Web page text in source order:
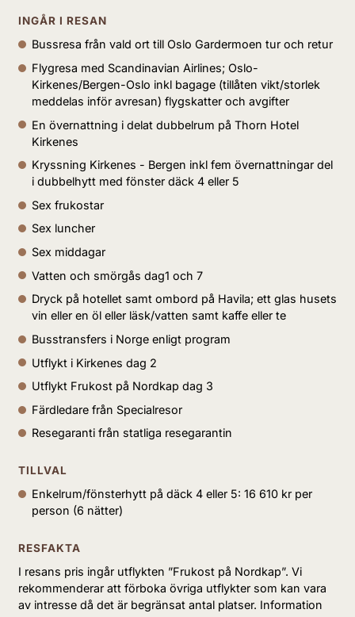
Efter frukost väntar en
tillsammans med vår guide. Vi njuter av utsikten
från Prestefjell över Kirkenes och hamnen och
gör ett besök vid den ryska gränsen. Under turen
får vi veta mer om stadens historia, natur och
vardagsliv. Turen avslutas vid kajen och vi stiger
ombord på MS Havila Castor.Vår resa söderut
börjar vid lunchtid. Längs de 250 milen till
Bergen lägger vi till i 32 hamnar. Mindre
samhällen besöks snabbt för lastning och
lossning, medan de större orterna bjuder på
längre uppehåll. Ombord är stämningen
avslappnad – ta ett dopp i jacuzzin, njut av en
fika i caféet, bläddra i en bok eller slappna av i en
bekväm fåtölj. På eftermiddagen anlöper vi
Vardö, Norges östligaste hamn, vidare längs
slutmål Berlevåg.
DAG 3
Nordkap och Tromsö
INGÅR I RESAN
Bussresa från vald ort till Oslo Gardermoen tur och retur
Flygresa med Scandinavian Airlines; Oslo-
Kirkenes/Bergen-Oslo inkl bagage (tillåten vikt/storlek
meddelas inför avresan) flygskatter och avgifter
En övernattning i delat dubbelrum på Thorn Hotel
Kirkenes
Kryssning Kirkenes - Bergen inkl fem övernattningar del
i dubbelhytt med fönster däck 4 eller 5
Sex frukostar
Sex luncher
Sex middagar
Vatten och smörgås dag1 och 7
Dryck på hotellet samt ombord på Havila; ett glas husets
vin eller en öl eller läsk/vatten samt kaffe eller te
Busstransfers i Norge enligt program
Utflykt i Kirkenes dag 2
Utflykt Frukost på Nordkap dag 3
Färdledare från Specialresor
Resegaranti från statliga resegarantin
TILLVAL
Enkelrum/fönsterhytt på däck 4 eller 5: 16 610 kr per
person (6 nätter)
RESFAKTA
I resans pris ingår utflykten ”Frukost på Nordkap”. Vi
rekommenderar att förboka övriga utflykter som kan vara
av intresse då det är begränsat antal platser. Information